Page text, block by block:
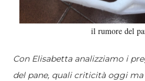
il rumore del
Con Elisabetta analizziamo i
del pane, quali criticità oggi